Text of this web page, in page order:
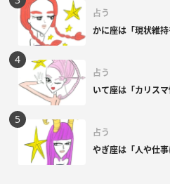
占う
かに座は「現状維
占う
いて座は「カリスマ
占う
やぎ座は「人や仕事